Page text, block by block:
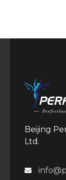
Beijing
Ltd.